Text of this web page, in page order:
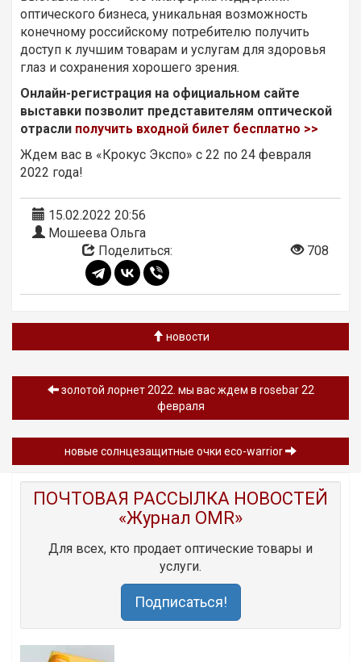
оптического бизнеса, уникальная возможность
конечному российскому потребителю получить
доступ к лучшим товарам и услугам для здоровья
глаз и сохранения хорошего зрения.
Онлайн-регистрация на официальном сайте
выставки позволит представителям оптической
отрасли получить входной билет бесплатно >>
Ждем вас в «Крокус Экспо» с 22 по 24 февраля
2022 года!
15.02.2022 20:56
Мошеева Ольга
Поделиться:
708
новости
золотой лорнет 2022. мы вас ждем в rosebar 22
февраля
новые солнцезащитные очки eco-warrior
ПОЧТОВАЯ РАССЫЛКА НОВОСТЕЙ
«Журнал OMR»
Для всех, кто продает оптические товары и
услуги.
Подписаться!